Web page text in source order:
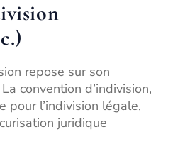
repose sur son
convention d’indivision,
pour l’indivision légale,
juridique